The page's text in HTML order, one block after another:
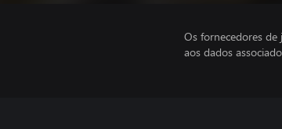
Os fornecedores de
aos dados